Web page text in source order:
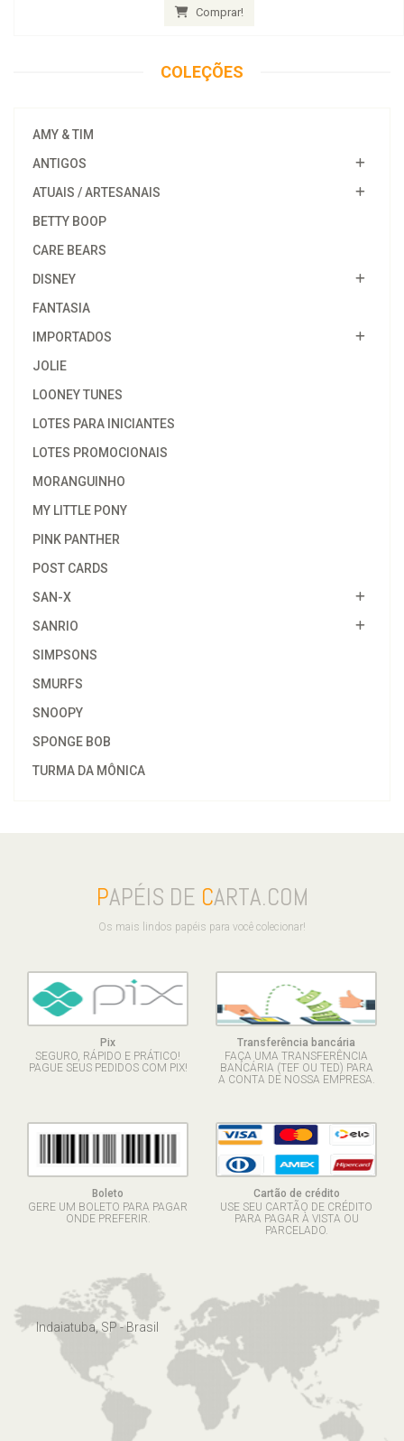
Comprar!
COLEÇÕES
AMY & TIM
ANTIGOS
ATUAIS / ARTESANAIS
BETTY BOOP
CARE BEARS
DISNEY
FANTASIA
IMPORTADOS
JOLIE
LOONEY TUNES
LOTES PARA INICIANTES
LOTES PROMOCIONAIS
MORANGUINHO
MY LITTLE PONY
PINK PANTHER
POST CARDS
SAN-X
SANRIO
SIMPSONS
SMURFS
SNOOPY
SPONGE BOB
TURMA DA MÔNICA
PAPÉIS DE CARTA.COM
Os mais lindos papéis para você colecionar!
Pix
SEGURO, RÁPIDO E PRÁTICO!
PAGUE SEUS PEDIDOS COM PIX!
Transferência bancária
FAÇA UMA TRANSFERÊNCIA
BANCÁRIA (TEF OU TED) PARA
A CONTA DE NOSSA EMPRESA.
Boleto
GERE UM BOLETO PARA PAGAR
ONDE PREFERIR.
Cartão de crédito
USE SEU CARTÃO DE CRÉDITO
PARA PAGAR À VISTA OU
PARCELADO.
Indaiatuba, SP - Brasil